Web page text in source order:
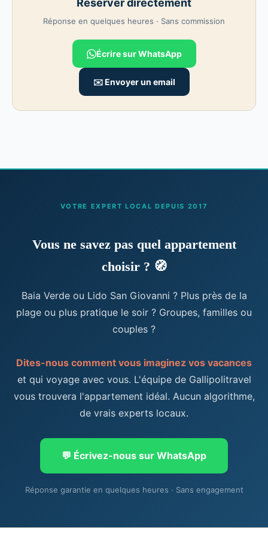
mètres, la pharmacie, la boulangerie et les restaurants se
trouvent le long de l'avenue principale. Si vous souhaitez
Réserver directement
Réponse en quelques heures · Sans commission
Écrire sur WhatsApp
✉️ Envoyer un email
VOTRE EXPERT LOCAL DEPUIS 2017
Vous ne savez pas quel appartement
choisir ? 🧭
Baia Verde ou Lido San Giovanni ? Plus près de la
plage ou plus pratique le soir ? Groupes, familles ou
couples ?
Dites-nous comment vous imaginez vos vacances
et qui voyage avec vous. L'équipe de Gallipolitravel
vous trouvera l'appartement idéal. Aucun algorithme,
de vrais experts locaux.
💬 Écrivez-nous sur WhatsApp
Réponse garantie en quelques heures · Sans engagement